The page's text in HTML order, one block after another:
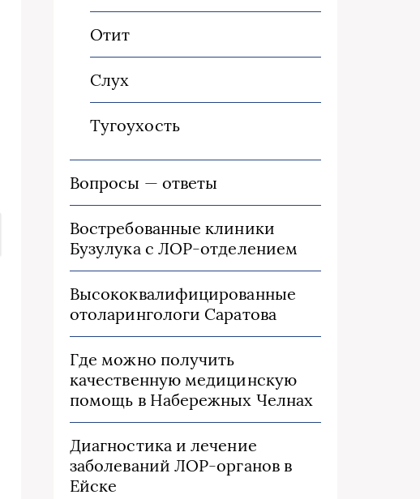
Отит
Слух
Тугоухость
Вопросы — ответы
Востребованные клиники
Бузулука с ЛОР-отделением
Высококвалифицированные
отоларингологи Саратова
Где можно получить
качественную медицинскую
помощь в Набережных Челнах
Диагностика и лечение
заболеваний ЛОР-органов в
Ейске